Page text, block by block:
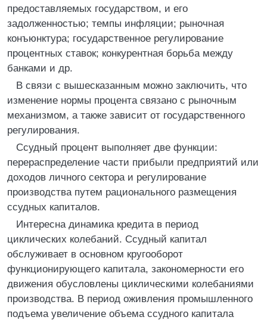
предоставляемых государством, и его
задолженностью; темпы инфляции; рыночная
конъюнктура; государственное регулирование
процентных ставок; конкурентная борьба между
банками и др.
В связи с вышесказанным можно заключить, что
изменение нормы процента связано с рыночным
механизмом, а также зависит от государственного
регулирования.
Ссудный процент выполняет две функции:
перераспределение части прибыли предприятий или
доходов личного сектора и регулирование
производства путем рационального размещения
ссудных капиталов.
Интересна динамика кредита в период
циклических колебаний. Ссудный капитал
обслуживает в основном кругооборот
функционирующего капитала, закономерности его
движения обусловлены циклическими колебаниями
производства. В период оживления промышленного
подъема увеличение объема ссудного капитала